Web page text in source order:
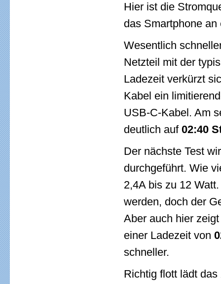
Hier ist die
das Smartphone
Wesentlich
Netzteil mit der
Ladezeit verkürzt
Kabel ein
USB-C-Kabel. Am
deutlich auf 02:40
Der nächste Test
durchgeführt. Wie
2,4A bis zu 12
werden, doch der
Aber auch hier
einer Ladezeit von
schneller.
Richtig flott lädt